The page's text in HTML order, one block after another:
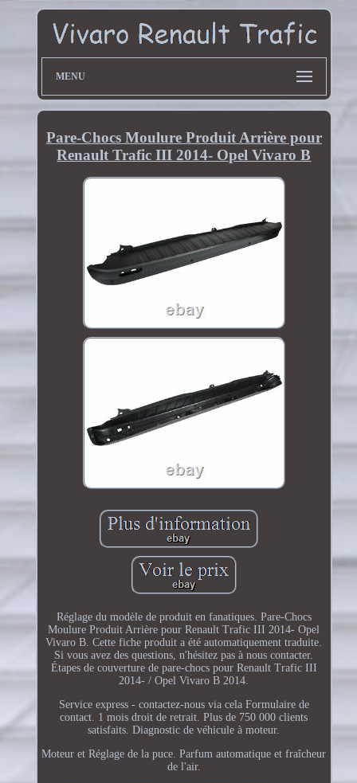
MENU
Pare-Chocs Moulure Produit Arrière pour
Renault Trafic III 2014- Opel Vivaro B
Réglage du modèle de produit en fanatiques. Pare-Chocs
Moulure Produit Arrière pour Renault Trafic III 2014- Opel
Vivaro B. Cette fiche produit a été automatiquement traduite.
Si vous avez des questions, n'hésitez pas à nous contacter.
Étapes de couverture de pare-chocs pour Renault Trafic III
2014- / Opel Vivaro B 2014.
Service express - contactez-nous via cela Formulaire de
contact. 1 mois droit de retrait. Plus de 750 000 clients
satisfaits. Diagnostic de véhicule à moteur.
Moteur et Réglage de la puce. Parfum automatique et fraîcheur
de l'air.